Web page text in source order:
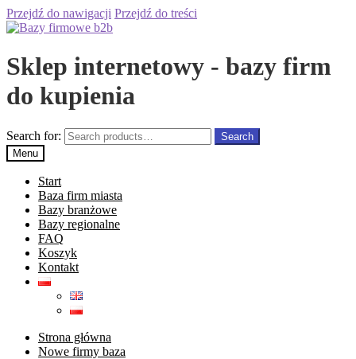
Przejdź do nawigacji Przejdź do treści
Sklep internetowy - bazy firm
do kupienia
Search for:
Search
Menu
Start
Baza firm miasta
Bazy branżowe
Bazy regionalne
FAQ
Koszyk
Kontakt
Strona główna
Nowe firmy baza